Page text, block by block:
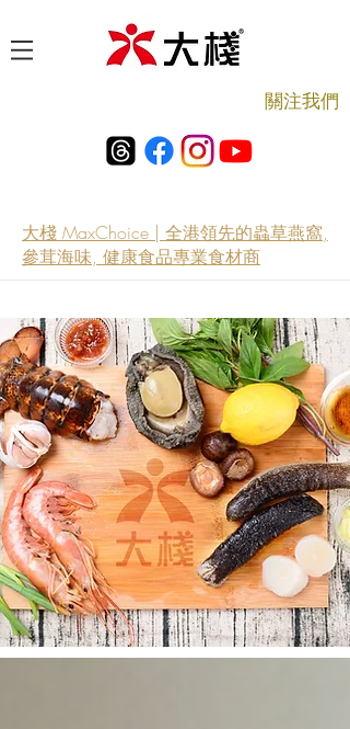
​關注我們
大棧 MaxChoice | 全港領先的蟲草燕窩,
參茸海味, 健康食品專業食材商